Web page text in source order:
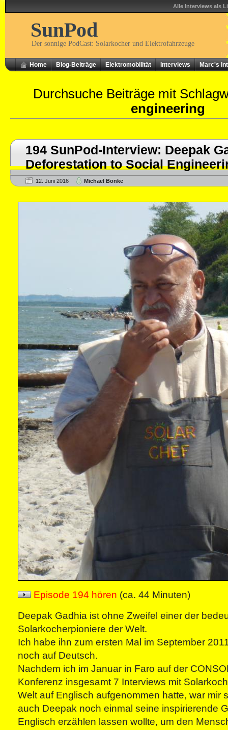
Alle Interviews als
SunPod
Der sonnige PodCast: Solarkocher und Elektrofahrzeuge
Home Blog-Beiträge Elektromobilität Interviews Marc's
Durchsuche Beiträge mit
engineering
194 SunPod-Interview: Deepak
Deforestation to Social
12. Juni 2016 Michael Bonke
Episode 194 hören (ca. 44 Minuten)
Deepak Gadhia ist ohne Zweifel einer der
Solarkocherpioniere der Welt.
Ich habe ihn zum ersten Mal im September
noch auf Deutsch.
Nachdem ich im Januar in Faro auf der
Konferenz insgesamt 7 Interviews mit
Welt auf Englisch aufgenommen hatte, war mir
auch Deepak noch einmal seine inspirierende
Englisch erzählen lassen wollte, um den